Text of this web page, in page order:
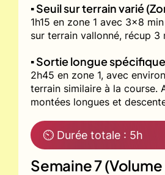
▪️ Seuil sur terrain varié
1h15 en zone 1 avec 3x8
sur terrain vallonné, récup 3
▪️ Sortie longue
2h45 en zone 1, avec
terrain similaire à la course.
montées longues et
⏲ Durée totale : 5h
Semaine 7 (Volume